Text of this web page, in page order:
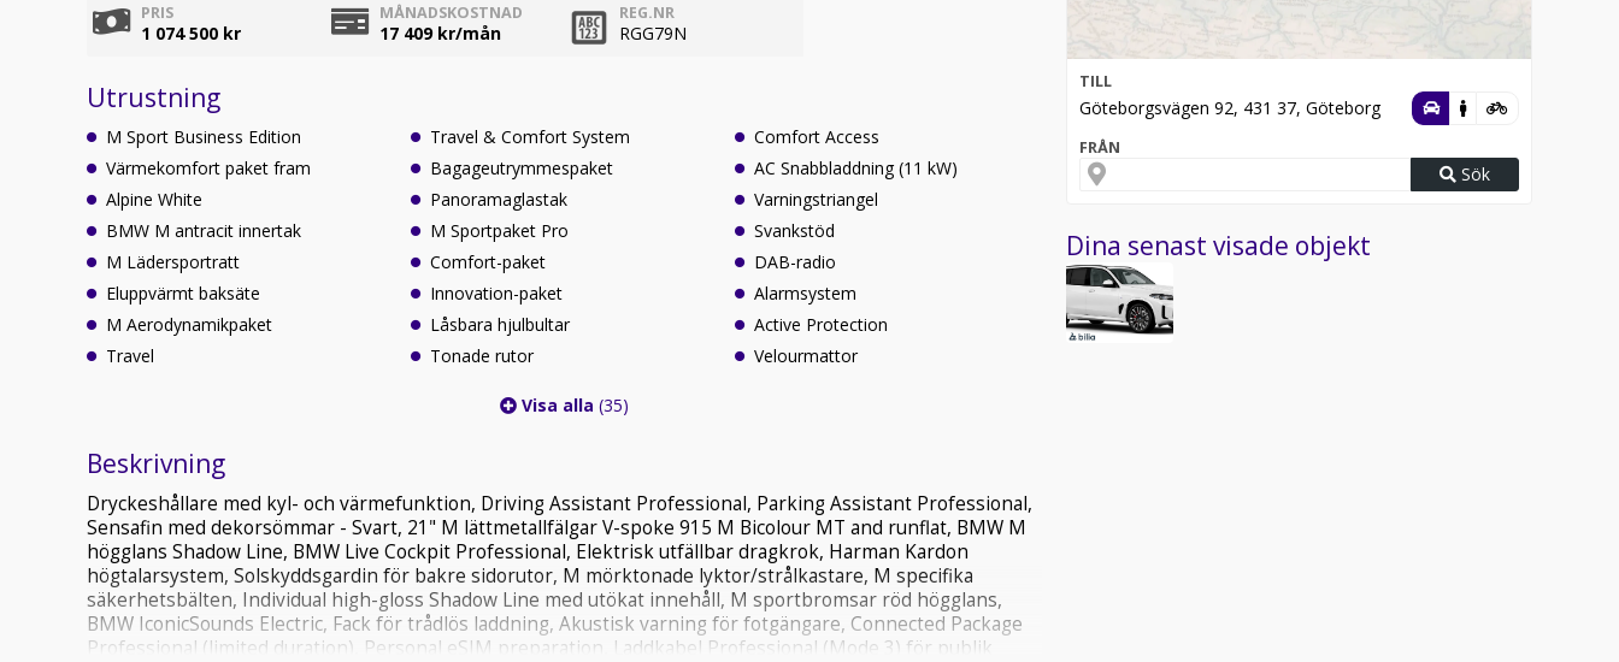
PRIS
1 074 500 kr
MÅNADSKOSTNAD
17 409kr/mån
REG.NR
RGG79N
Utrustning
M Sport Business Edition
Värmekomfort paket fram
Alpine White
BMW M antracit innertak
M Lädersportratt
Eluppvärmt baksäte
M Aerodynamikpaket
Travel
Travel & Comfort System
Bagageutrymmespaket
Panoramaglastak
M Sportpaket Pro
Comfort-paket
Innovation-paket
Låsbara hjulbultar
Tonade rutor
Comfort Access
AC Snabbladdning (11 kW)
Varningstriangel
Svankstöd
DAB-radio
Alarmsystem
Active Protection
Velourmattor
Visa alla(35)
Beskrivning
Dryckeshållare med kyl- och värmefunktion, Driving Assistant Professional, Parking Assistant Professional,
Sensafin med dekorsömmar - Svart, 21" M lättmetallfälgar V-spoke 915 M Bicolour MT and runflat, BMW M
högglans Shadow Line, BMW Live Cockpit Professional, Elektrisk utfällbar dragkrok, Harman Kardon
högtalarsystem, Solskyddsgardin för bakre sidorutor, M mörktonade lyktor/strålkastare, M specifika
säkerhetsbälten, Individual high-gloss Shadow Line med utökat innehåll, M sportbromsar röd högglans,
BMW IconicSounds Electric, Fack för trådlös laddning, Akustisk varning för fotgängare, Connected Package
Professional (limited duration), Personal eSIM preparation, Laddkabel Professional (Mode 3) för publik
TILL
Göteborgsvägen 92, 431 37, Göteborg
FRÅN
Sök
Dina senast visade objekt